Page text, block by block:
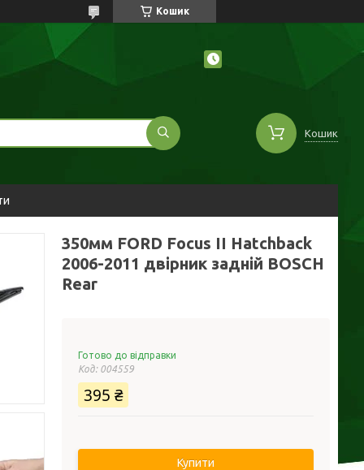
Кошик
Кошик
350мм FORD Focus II Hatchback
2006-2011 двірник задній BOSCH
Rear
Готово до відправки
Код: 004559
395 ₴
Купити